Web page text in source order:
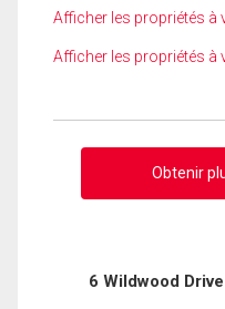
Afficher les propriétés à
Afficher les propriétés à
Obtenir
6 Wildwood Drive